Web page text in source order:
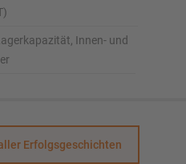
Innen- und
Erfolgsgeschichten